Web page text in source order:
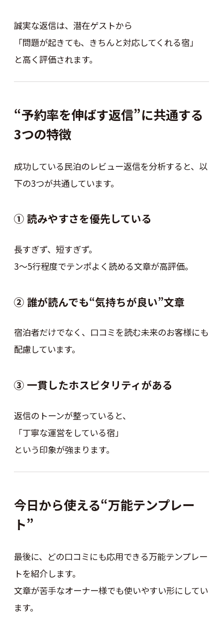
誠実な返信は、潜在ゲストから
「問題が起きても、きちんと対応してくれる宿」
と高く評価されます。
“予約率を伸ばす返信”に共通する
3つの特徴
成功している民泊のレビュー返信を分析すると、以
下の3つが共通しています。
① 読みやすさを優先している
長すぎず、短すぎず。
3～5行程度でテンポよく読める文章が高評価。
② 誰が読んでも“気持ちが良い”文章
宿泊者だけでなく、口コミを読む未来のお客様にも
配慮しています。
③ 一貫したホスピタリティがある
返信のトーンが整っていると、
「丁寧な運営をしている宿」
という印象が強まります。
今日から使える“万能テンプレー
ト”
最後に、どの口コミにも応用できる万能テンプレー
トを紹介します。
文章が苦手なオーナー様でも使いやすい形にしてい
ます。